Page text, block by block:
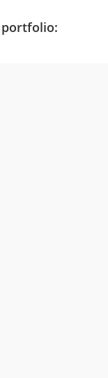
portfolio: